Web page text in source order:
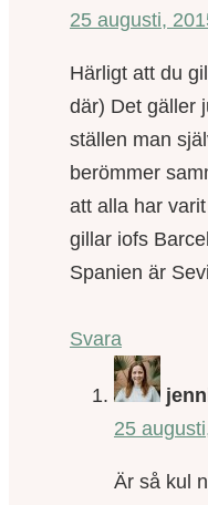
25 augusti,
Härligt att du
där) Det gäller
ställen man
berömmer
att alla har
gillar iofs
Spanien är
Svara
25
Är så kul